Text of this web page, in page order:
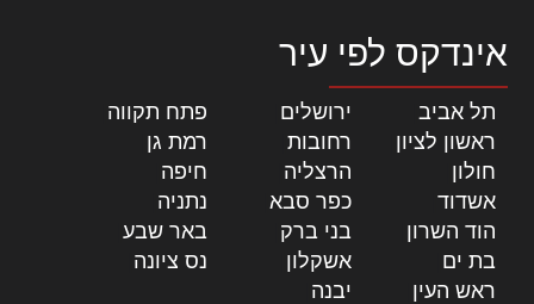
אינדקס לפי עיר
תל אביב ירושלים פתח תקווה
ראשון לציון
רחובות רמת גן
חולון
הרצליה חיפה
אשדוד
כפר סבא נתניה
הוד השרון
בני ברק באר שבע
בת ים
אשקלון נס ציונה
ראש העין
יבנה